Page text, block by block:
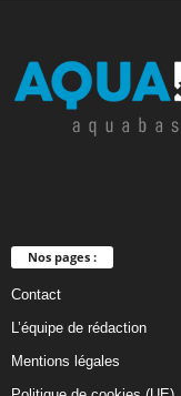
Nos pages :
Contact
L’équipe de rédaction
Mentions légales